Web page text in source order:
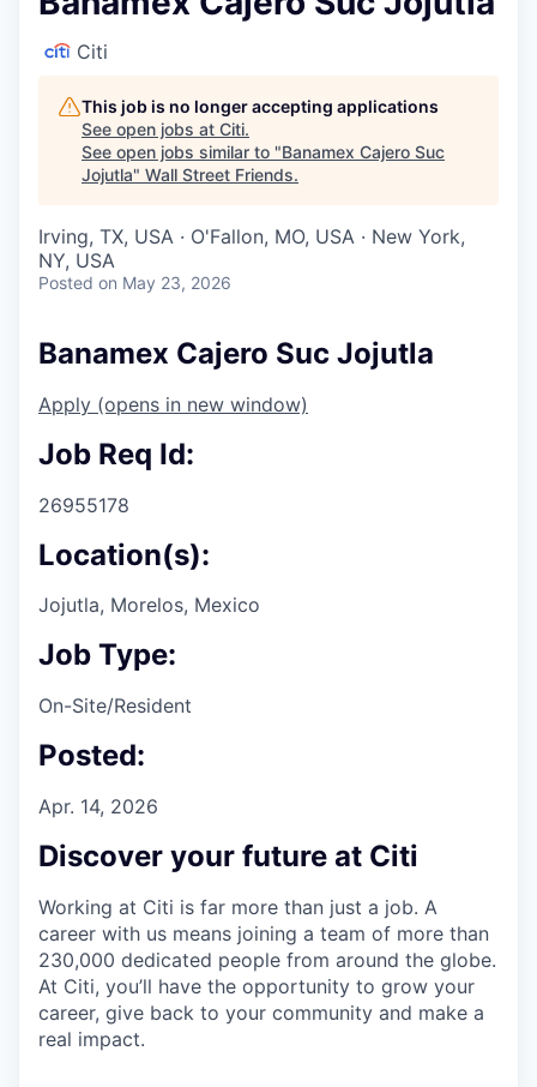
Citi
This job is no longer accepting applications
See open jobs at Citi.
See open jobs similar to "Banamex Cajero Suc
Jojutla" Wall Street Friends.
Irving, TX, USA · O'Fallon, MO, USA · New York,
NY, USA
Posted on May 23, 2026
Banamex Cajero Suc Jojutla
Apply (opens in new window)
Job Req Id:
26955178
Location(s):
Jojutla, Morelos, Mexico
Job Type:
On-Site/Resident
Posted:
Apr. 14, 2026
Discover your future at Citi
Working at Citi is far more than just a job. A
career with us means joining a team of more than
230,000 dedicated people from around the globe.
At Citi, you’ll have the opportunity to grow your
career, give back to your community and make a
real impact.